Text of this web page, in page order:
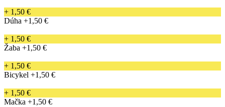
+ 1,50 €
Dúha +1,50 €
+ 1,50 €
Žaba +1,50 €
+ 1,50 €
Bicykel +1,50 €
+ 1,50 €
Mačka +1,50 €